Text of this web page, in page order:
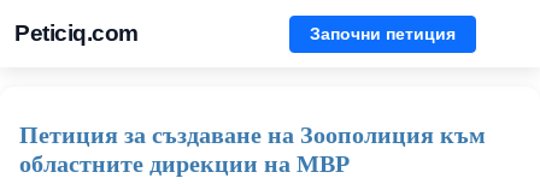
Peticiq.com Започни петиция
Петиция за създаване на Зоополиция към
областните дирекции на МВР